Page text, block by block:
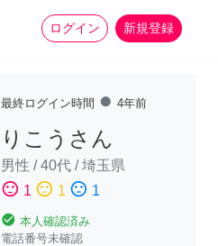
ログイン 新規登録
家事 more_horiz
最終ログイン時間 fiber_manual_record 4年前
りこうさん
男性 /40代 /埼玉県
sentiment_satisfied 1 sentiment_neutral 1 sentiment_dissatisfied 1
check_circle 本人確認済み
電話番号未確認